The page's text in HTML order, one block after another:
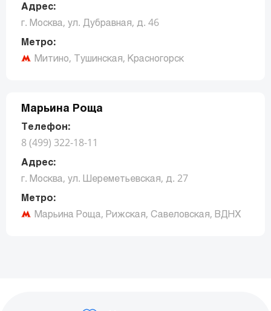
Адрес:
г. Москва, ул. Дубравная, д. 46
Метро:
Митино, Тушинская, Красногорск
Марьина Роща
Телефон:
8 (499) 322-18-11
Адрес:
г. Москва, ул. Шереметьевская, д. 27
Метро:
Марьина Роща, Рижская, Савеловская, ВДНХ